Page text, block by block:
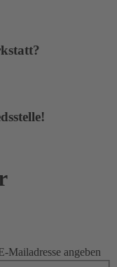
Mailadresse angeben